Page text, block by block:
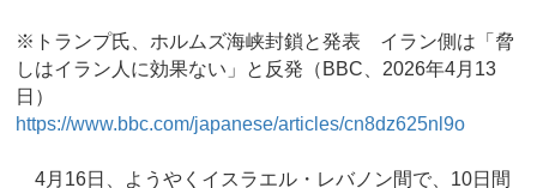
※トランプ氏、ホルムズ海峡封鎖と発表 イラン側は「脅
しはイラン人に効果ない」と反発（BBC、2026年4月13
日）
https://www.bbc.com/japanese/articles/cn8dz625nl9o
4月16日、ようやくイスラエル・レバノン間で、10日間